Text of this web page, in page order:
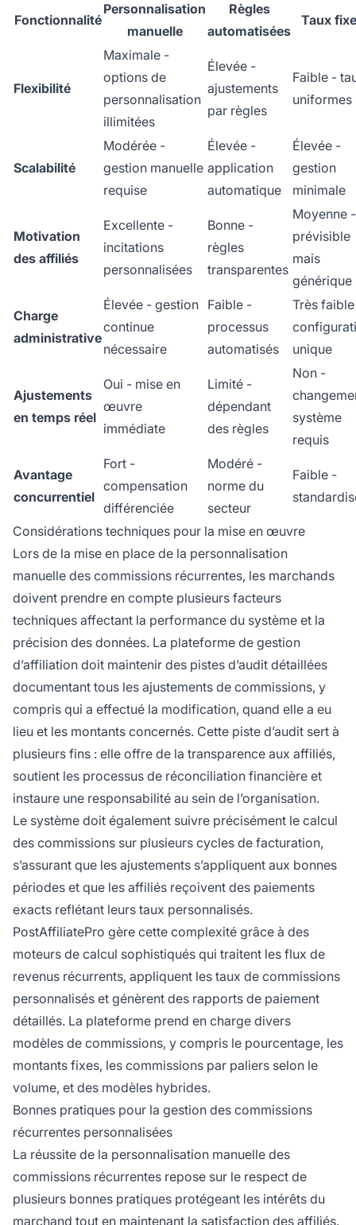
Fonctionnalité
Personnalisation
manuelle
Règles
automatisées
Taux
Flexibilité
Maximale -
options de
personnalisation
illimitées
Élevée -
ajustements
par règles
Faible -
uniformes
Scalabilité
Modérée -
gestion manuelle
requise
Élevée -
application
automatique
Élevée -
gestion
minimale
Motivation
des affiliés
Excellente -
incitations
personnalisées
Bonne -
règles
transparentes
Moyenne -
prévisible
mais
générique
Charge
administrative
Élevée - gestion
continue
nécessaire
Faible -
processus
automatisés
Très
unique
Ajustements
en temps réel
Oui - mise en
œuvre
immédiate
Limité -
dépendant
des règles
Non -
système
requis
Avantage
concurrentiel
Fort -
compensation
différenciée
Modéré -
norme du
secteur
Faible -
Considérations techniques pour la mise en œuvre
Lors de la mise en place de la personnalisation
manuelle des commissions récurrentes, les marchands
doivent prendre en compte plusieurs facteurs
techniques affectant la performance du système et la
précision des données. La plateforme de gestion
d’affiliation doit maintenir des pistes d’audit détaillées
documentant tous les ajustements de commissions, y
compris qui a effectué la modification, quand elle a eu
lieu et les montants concernés. Cette piste d’audit sert à
plusieurs fins : elle offre de la transparence aux affiliés,
soutient les processus de réconciliation financière et
instaure une responsabilité au sein de l’organisation.
Le système doit également suivre précisément le calcul
des commissions sur plusieurs cycles de facturation,
s’assurant que les ajustements s’appliquent aux bonnes
périodes et que les affiliés reçoivent des paiements
exacts reflétant leurs taux personnalisés.
PostAffiliatePro gère cette complexité grâce à des
moteurs de calcul sophistiqués qui traitent les flux de
revenus récurrents, appliquent les taux de commissions
personnalisés et génèrent des rapports de paiement
détaillés. La plateforme prend en charge divers
modèles de commissions, y compris le pourcentage, les
montants fixes, les commissions par paliers selon le
volume, et des modèles hybrides.
Bonnes pratiques pour la gestion des commissions
récurrentes personnalisées
La réussite de la personnalisation manuelle des
commissions récurrentes repose sur le respect de
plusieurs bonnes pratiques protégeant les intérêts du
marchand tout en maintenant la satisfaction des affiliés.